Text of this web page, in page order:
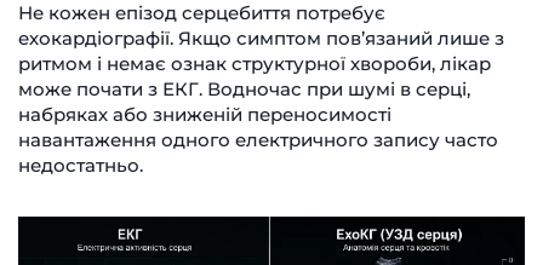
Не кожен епізод серцебиття потребує
ехокардіографії. Якщо симптом пов’язаний лише з
ритмом і немає ознак структурної хвороби, лікар
може почати з ЕКГ. Водночас при шумі в серці,
набряках або зниженій переносимості
навантаження одного електричного запису часто
недостатньо.